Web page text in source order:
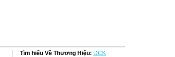
Tìm hiểu Về Thương Hiệu: DCK